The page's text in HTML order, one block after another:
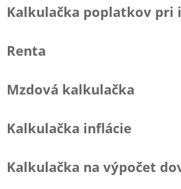
Kalkulačka poplatkov pri
Renta
Mzdová kalkulačka
Kalkulačka inflácie
Kalkulačka na výpočet